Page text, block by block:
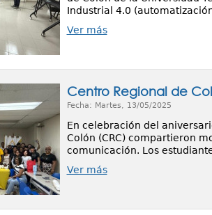
Industrial 4.0
Ver más
Centro Regional de
Fecha: Martes, 13/05/2025
En celebración del
Colón (CRC) compartieron
comunicación. Los
Ver más